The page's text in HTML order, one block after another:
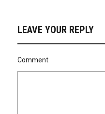
LEAVE YOUR REPLY
Comment